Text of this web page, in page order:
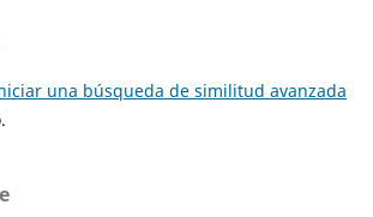
una búsqueda de similitud avanzada